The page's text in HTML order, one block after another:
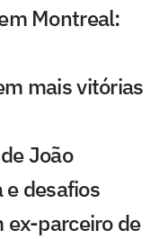
Montreal:
mais vitórias
João
e desafios
ex-parceiro de